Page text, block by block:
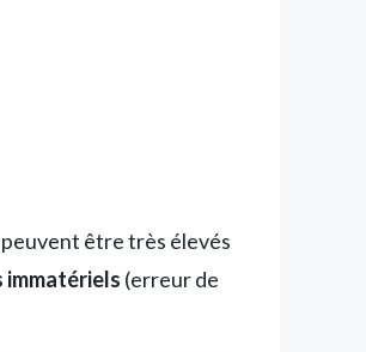
être très élevés
immatériels (erreur de